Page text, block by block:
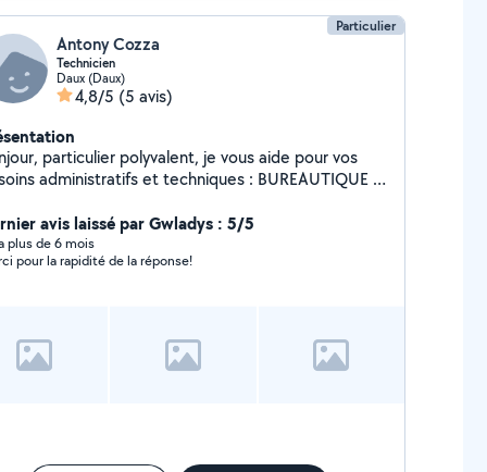
Particulier
Antony Cozza
Technicien
Daux (Daux)
4,8/5 (5 avis)
particulier polyvalent, je vous aide pour vos
administratifs et techniques : BUREAUTIQUE &
Suite (Sheets, Docs). -Rédaction : Courriers,
dossiers. -Organisation : Création de tableurs,
présentations. -Assistance : Secrétariat et
votre problème en détail, je peux souvent
donner une solution à distance gratuitement !
avis laissé par Gwladys : 5/5
plus de 6 mois
pour la rapidité de la réponse!